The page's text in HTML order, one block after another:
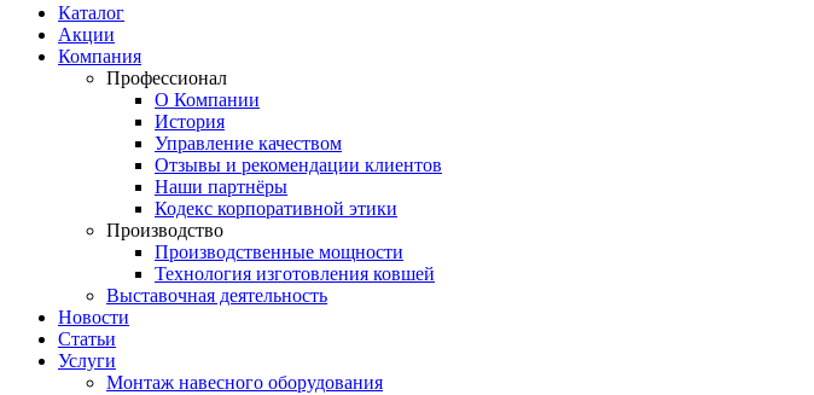
Каталог
Акции
Компания
Профессионал
О Компании
История
Управление качеством
Отзывы и рекомендации клиентов
Наши партнёры
Кодекс корпоративной этики
Производство
Производственные мощности
Технология изготовления ковшей
Выставочная деятельность
Новости
Статьи
Услуги
Монтаж навесного оборудования